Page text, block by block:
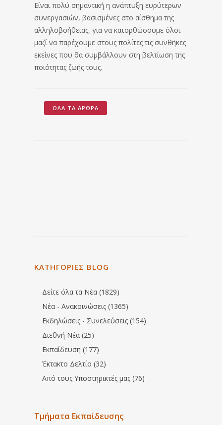
Είναι πολύ σημαντική η ανάπτυξη ευρύτερων
συνεργασιών, βασισμένες στο αίσθημα της
αλληλοβοήθειας, για να κατορθώσουμε όλοι
μαζί να παρέχουμε στους πολίτες τις συνθήκες
εκείνες που θα συμβάλλουν στη βελτίωση της
ποιότητας ζωής τους.
ΌΛΑ ΤΑ ΆΡΘΡΑ
ΚΑΤΗΓΟΡΙΕΣ BLOG
Δείτε όλα τα Νέα (1829)
Νέα - Ανακοινώσεις (1365)
Εκδηλώσεις - Συνελεύσεις (154)
Διεθνή Νέα (25)
Εκπαίδευση (177)
Έκτακτο Δελτίο (32)
Από τους Υποστηρικτές μας (76)
Τμήματα Εκπαίδευσης